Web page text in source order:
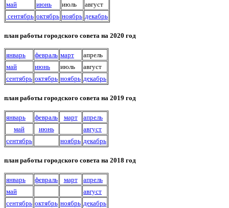
май
июнь июль
август
сентябрь октябрь ноябрь декабрь
план работы городского совета на 2020 год
январь февраль март
апрель
май
июнь июль
август
сентябрь октябрь ноябрь декабрь
план работы городского совета на 2019 год
январь февраль март
апрель
май
июнь
август
сентябрь
ноябрь декабрь
план работы городского совета на 2018 год
январь февраль март
апрель
май
август
сентябрь октябрь ноябрь декабрь